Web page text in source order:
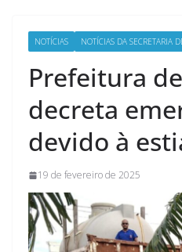
NOTÍCIAS NOTÍCIAS DA SECRETARIA
Prefeitura
decreta
devido à
19 de fevereiro de 2025